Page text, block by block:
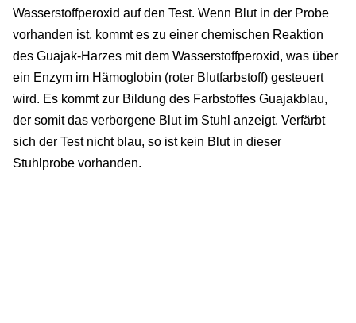
Wasserstoffperoxid auf den Test. Wenn Blut in der Probe
vorhanden ist, kommt es zu einer chemischen Reaktion
des Guajak-Harzes mit dem Wasserstoffperoxid, was über
ein Enzym im Hämoglobin (roter Blutfarbstoff) gesteuert
wird. Es kommt zur Bildung des Farbstoffes Guajakblau,
der somit das verborgene Blut im Stuhl anzeigt. Verfärbt
sich der Test nicht blau, so ist kein Blut in dieser
Stuhlprobe vorhanden.